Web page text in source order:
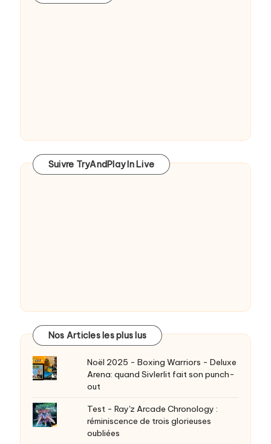
Suivre TryAndPlay In Live
Nos Articles les plus lus
Noël 2025 - Boxing Warriors - Deluxe
Arena: quand Sivlerlit fait son punch-
out
Test - Ray'z Arcade Chronology :
réminiscence de trois glorieuses
oubliées